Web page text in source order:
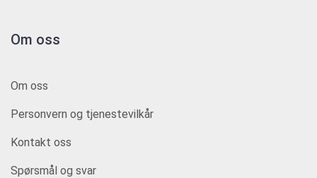
Om oss
Om oss
Personvern og tjenestevilkår
Kontakt oss
Spørsmål og svar